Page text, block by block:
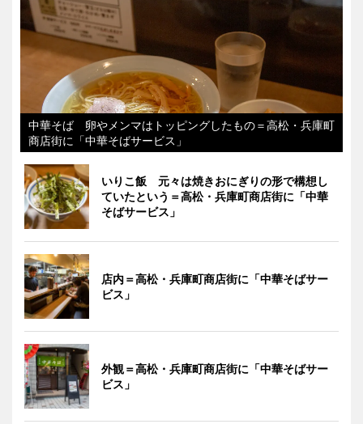
中華そば 卵やメンマはトッピングしたもの＝高松・兵庫町
商店街に「中華そばサービス」
いりこ飯 元々は焼きおにぎりの形で構想し
ていたという＝高松・兵庫町商店街に「中華
そばサービス」
店内＝高松・兵庫町商店街に「中華そばサー
ビス」
外観＝高松・兵庫町商店街に「中華そばサー
ビス」